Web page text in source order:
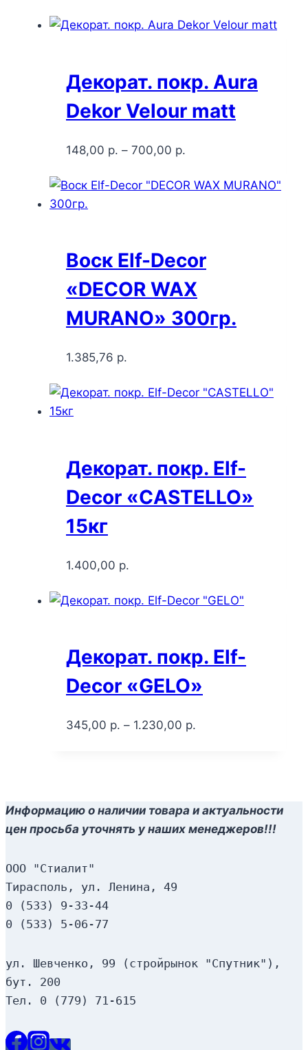
Декорат. покр. Aura
Dekor Velour matt
148,00 р. – 700,00 р.
Воск Elf-Decor
«DECOR WAX
MURANO» 300гр.
1.385,76 р.
Декорат. покр. Elf-
Decor «CASTELLO»
15кг
1.400,00 р.
Декорат. покр. Elf-
Decor «GELO»
345,00 р. – 1.230,00 р.
Информацию о наличии товара и актуальности
цен просьба уточнять у наших менеджеров!!!
ООО "Стиалит"
Тирасполь, ул. Ленина, 49
0 (533) 9-33-44
0 (533) 5-06-77
ул. Шевченко, 99 (стройрынок "Спутник"),
бут. 200
Тел. 0 (779) 71-615